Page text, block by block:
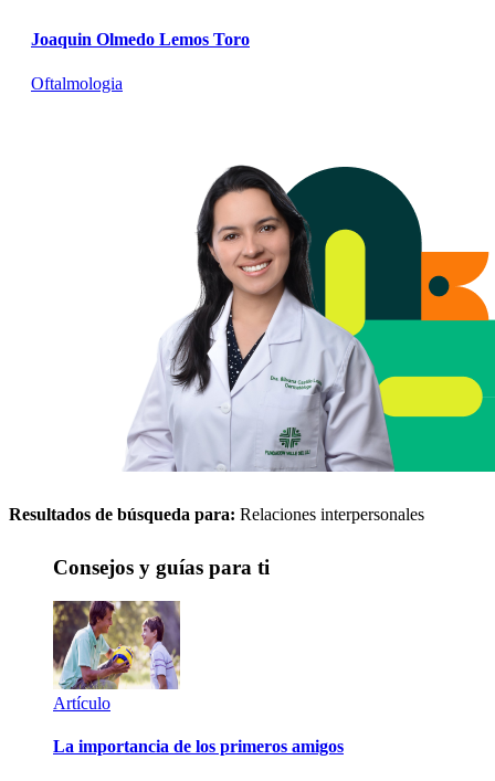
Joaquin Olmedo Lemos Toro
Oftalmologia
Resultados de búsqueda para: Relaciones interpersonales
Consejos y guías para ti
Artículo
La importancia de los primeros amigos